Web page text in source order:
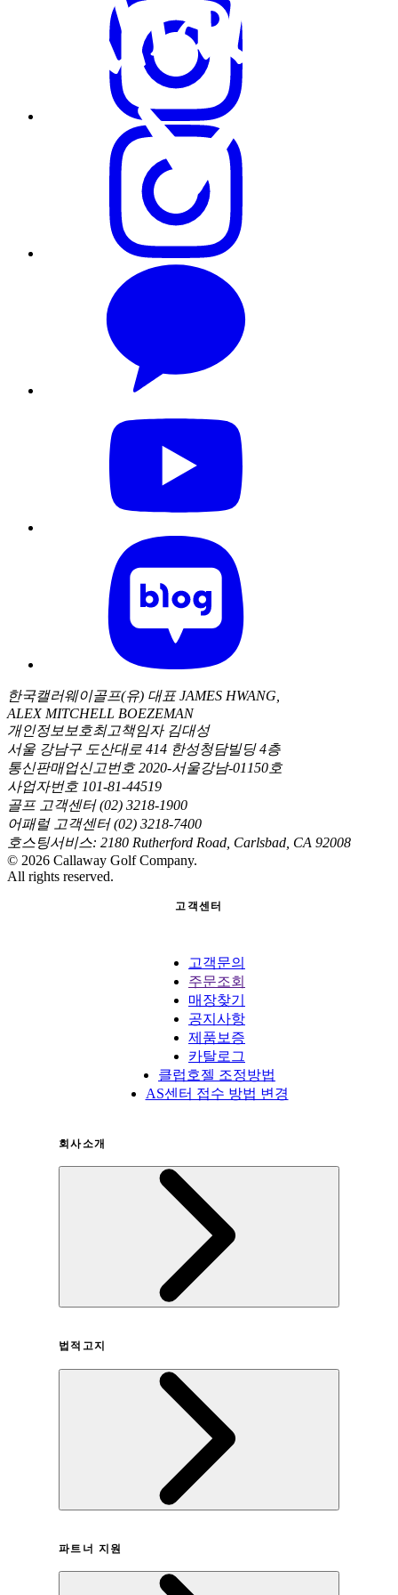
한국캘러웨이골프(유) 대표 JAMES HWANG,
ALEX MITCHELL BOEZEMAN
개인정보보호최고책임자 김대성
서울 강남구 도산대로 414 한성청담빌딩 4층
통신판매업신고번호 2020-서울강남-01150호
사업자번호 101-81-44519
골프 고객센터 (02) 3218-1900
어패럴 고객센터 (02) 3218-7400
호스팅서비스: 2180 Rutherford Road, Carlsbad, CA 92008
© 2026 Callaway Golf Company.
All rights reserved.
고객센터
고객문의
주문조회
매장찾기
공지사항
제품보증
카탈로그
클럽호젤 조정방법
AS센터 접수 방법 변경
회사소개
법적고지
개인정보취급방침
파트너 지원